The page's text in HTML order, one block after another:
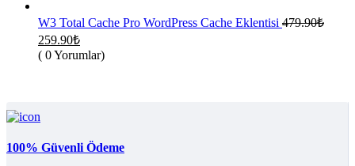
259.90₺.
W3 Total Cache Pro WordPress Cache Eklentisi 479.90₺
Orijinal
fiyat:
259.90₺Şu
andaki
fiyat:
( 0 Yorumlar)
100% Güvenli Ödeme